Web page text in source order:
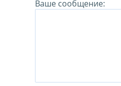
Ваше сообщение: